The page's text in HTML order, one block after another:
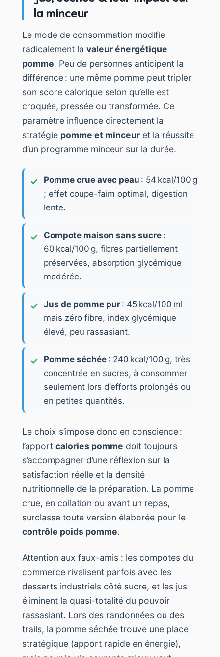
la minceur
Le mode de consommation modifie
radicalement la valeur énergétique
pomme. Peu de personnes anticipent la
différence : une même pomme peut tripler
son score calorique selon qu’elle est
croquée, pressée ou transformée. Ce
paramètre influence directement la
stratégie pomme et minceur et la réussite
d’un programme minceur sur la durée.
Pomme crue avec peau : 54 kcal/100 g
; effet coupe-faim optimal, digestion
lente.
Compote maison sans sucre :
60 kcal/100 g, fibres partiellement
préservées, absorption glycémique
modérée.
Jus de pomme pur : 45 kcal/100 ml
mais zéro fibre, index glycémique
élevé, peu rassasiant.
Pomme séchée : 240 kcal/100 g, très
concentrée en sucres, à consommer
seulement lors d’efforts prolongés ou
en petites quantités.
Le choix s’impose donc en conscience :
l’apport calories pomme doit toujours
s’accompagner d’une réflexion sur la
satisfaction réelle et la densité
nutritionnelle de la préparation. La pomme
crue, en collation ou avant un repas,
surclasse toute version élaborée pour le
contrôle poids pomme.
Attention aux faux-amis : les compotes du
commerce rivalisent parfois avec les
desserts industriels côté sucre, et les jus
éliminent la quasi-totalité du pouvoir
rassasiant. Lors des randonnées ou des
trails, la pomme séchée trouve une place
stratégique (apport rapide en énergie),